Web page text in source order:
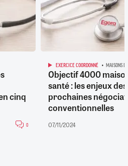
cinq
0
EXERCICE COORDONNÉ MAISONS
Objectif 4000
santé : les enjeux des
prochaines
conventionnelles
07/11/2024